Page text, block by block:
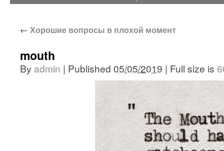
← Хорошие вопросы в плохой момент
mouth
By admin | Published 05/05/2019 | Full size is